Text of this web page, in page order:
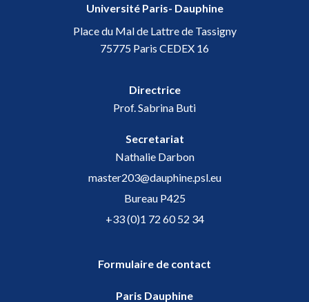
Université Paris- Dauphine
Place du Mal de Lattre de Tassigny
75775 Paris CEDEX 16
Directrice
Prof. Sabrina Buti
Secretariat
Nathalie Darbon
master203@dauphine.psl.eu
Bureau P425
+33 (0)1 72 60 52 34
Formulaire de contact
Paris Dauphine